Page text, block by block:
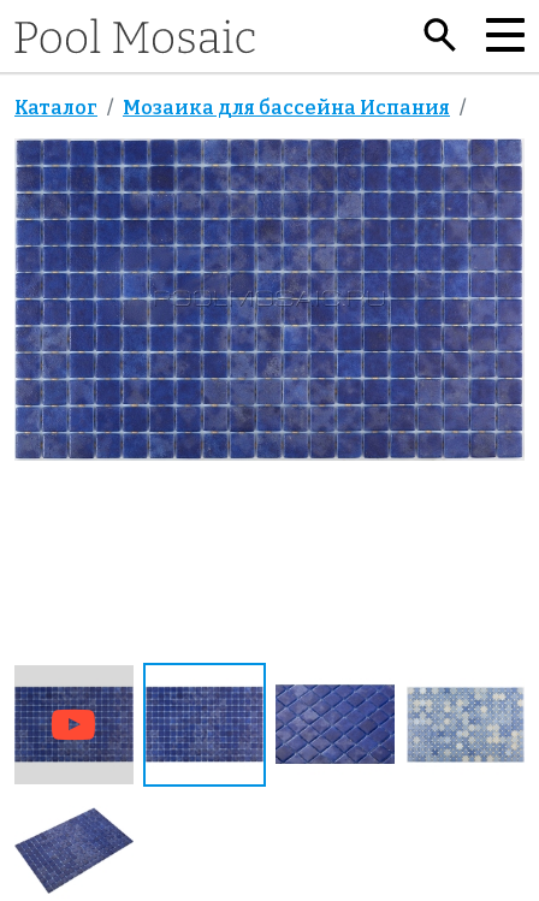
Каталог Мозаика для бассейна Испания